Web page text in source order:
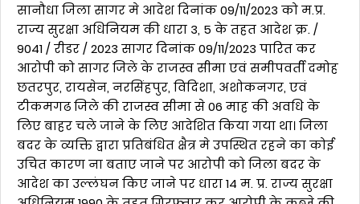
सानौधा जिला सागर मे आदेश दिनांक 09/11/2023 को म.प्र.
राज्य सुरक्षा अधिनियम की धारा 3, 5 के तहत आदेश क्र. /
9041 / रीडर / 2023 सागर दिनांक 09/11/2023 पारित कर
आरोपी को सागर जिले के राजस्व सीमा एवं समीपवर्ती दमोह
छतरपुर, रायसेन, नरसिंहपुर, विदिशा, अशोकनगर, एवं
टीकमगढ जिले की राजस्व सीमा से 06 माह की अवधि के
लिए बाहर चले जाने के लिए आदेशित किया गया था। जिला
बदर के व्यक्ति द्वारा प्रतिबंधित क्षैत्र मे उपस्थित रहने का कोई
उचित कारण ना बताए जाने पर आरोपी को जिला बदर के
आदेश का उल्लंघन किए जाने पर धारा 14 म. प्र. राज्य सुरक्षा